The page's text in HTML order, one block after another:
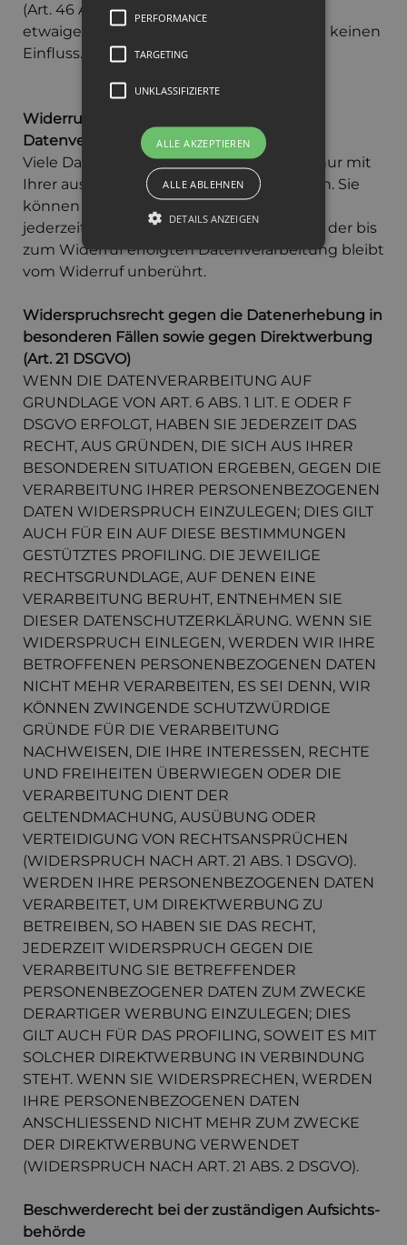
(Art. 46 Abs. 2 lit. c DSGVO). Wir haben auf
etwaige staatliche Zugriffe in Drittstaaten keinen
Einfluss.
Widerruf Ihrer Einwilligung zur
Datenverarbeitung
Viele Datenverarbeitungsvorgänge sind nur mit
Ihrer ausdrücklichen Einwilligung möglich. Sie
können eine bereits erteilte Einwilligung
jederzeit widerrufen. Die Rechtmäßigkeit der bis
zum Widerruf erfolgten Datenverarbeitung bleibt
vom Widerruf unberührt.
Widerspruchsrecht gegen die Datenerhebung in
besonderen Fällen sowie gegen Direktwerbung
(Art. 21 DSGVO)
WENN DIE DATENVERARBEITUNG AUF
GRUNDLAGE VON ART. 6 ABS. 1 LIT. E ODER F
DSGVO ERFOLGT, HABEN SIE JEDERZEIT DAS
RECHT, AUS GRÜNDEN, DIE SICH AUS IHRER
BESONDEREN SITUATION ERGEBEN, GEGEN DIE
VERARBEITUNG IHRER PERSONENBEZOGENEN
DATEN WIDERSPRUCH EINZULEGEN; DIES GILT
AUCH FÜR EIN AUF DIESE BESTIMMUNGEN
GESTÜTZTES PROFILING. DIE JEWEILIGE
RECHTSGRUNDLAGE, AUF DENEN EINE
VERARBEITUNG BERUHT, ENTNEHMEN SIE
DIESER DATENSCHUTZERKLÄRUNG. WENN SIE
WIDERSPRUCH EINLEGEN, WERDEN WIR IHRE
BETROFFENEN PERSONENBEZOGENEN DATEN
NICHT MEHR VERARBEITEN, ES SEI DENN, WIR
KÖNNEN ZWINGENDE SCHUTZWÜRDIGE
GRÜNDE FÜR DIE VERARBEITUNG
NACHWEISEN, DIE IHRE INTERESSEN, RECHTE
UND FREIHEITEN ÜBERWIEGEN ODER DIE
VERARBEITUNG DIENT DER
GELTENDMACHUNG, AUSÜBUNG ODER
VERTEIDIGUNG VON RECHTSANSPRÜCHEN
(WIDERSPRUCH NACH ART. 21 ABS. 1 DSGVO).
WERDEN IHRE PERSONENBEZOGENEN DATEN
VERARBEITET, UM DIREKTWERBUNG ZU
BETREIBEN, SO HABEN SIE DAS RECHT,
JEDERZEIT WIDERSPRUCH GEGEN DIE
VERARBEITUNG SIE BETREFFENDER
PERSONENBEZOGENER DATEN ZUM ZWECKE
DERARTIGER WERBUNG EINZULEGEN; DIES
GILT AUCH FÜR DAS PROFILING, SOWEIT ES MIT
SOLCHER DIREKTWERBUNG IN VERBINDUNG
STEHT. WENN SIE WIDERSPRECHEN, WERDEN
IHRE PERSONENBEZOGENEN DATEN
ANSCHLIESSEND NICHT MEHR ZUM ZWECKE
DER DIREKTWERBUNG VERWENDET
(WIDERSPRUCH NACH ART. 21 ABS. 2 DSGVO).
Beschwerde­recht bei der zuständigen Aufsichts­
behörde
PERFORMANCE
TARGETING
UNKLASSIFIZIERTE
ALLE AKZEPTIEREN
ALLE ABLEHNEN
DETAILS ANZEIGEN